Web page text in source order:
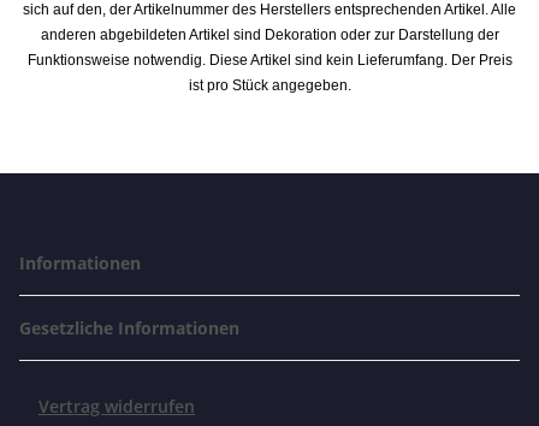
sich auf den, der Artikelnummer des Herstellers entsprechenden Artikel. Alle
anderen abgebildeten Artikel sind Dekoration oder zur Darstellung der
Funktionsweise notwendig. Diese Artikel sind kein Lieferumfang. Der Preis
ist pro Stück angegeben.
Informationen
Gesetzliche Informationen
Vertrag widerrufen